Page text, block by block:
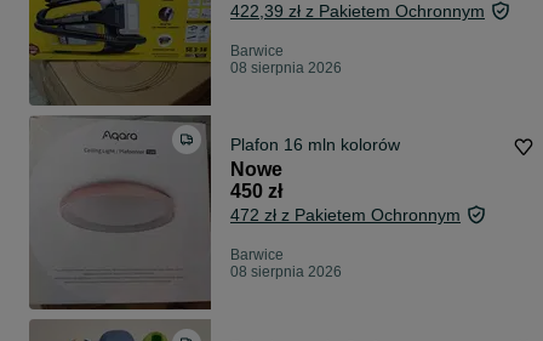
422,39 zł z Pakietem Ochronnym
Barwice
08 sierpnia 2026
Plafon 16 mln kolorów
Nowe
450 zł
472 zł z Pakietem Ochronnym
Barwice
08 sierpnia 2026